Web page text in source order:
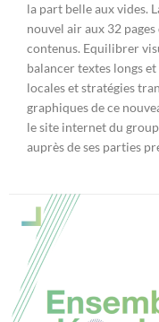
la part belle aux vides.
nouvel air aux 32
contenus. Equilibrer
balancer textes longs
locales et stratégies
graphiques de ce
le site internet du
auprès de ses parties